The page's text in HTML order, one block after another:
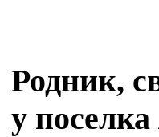
Родник,
у